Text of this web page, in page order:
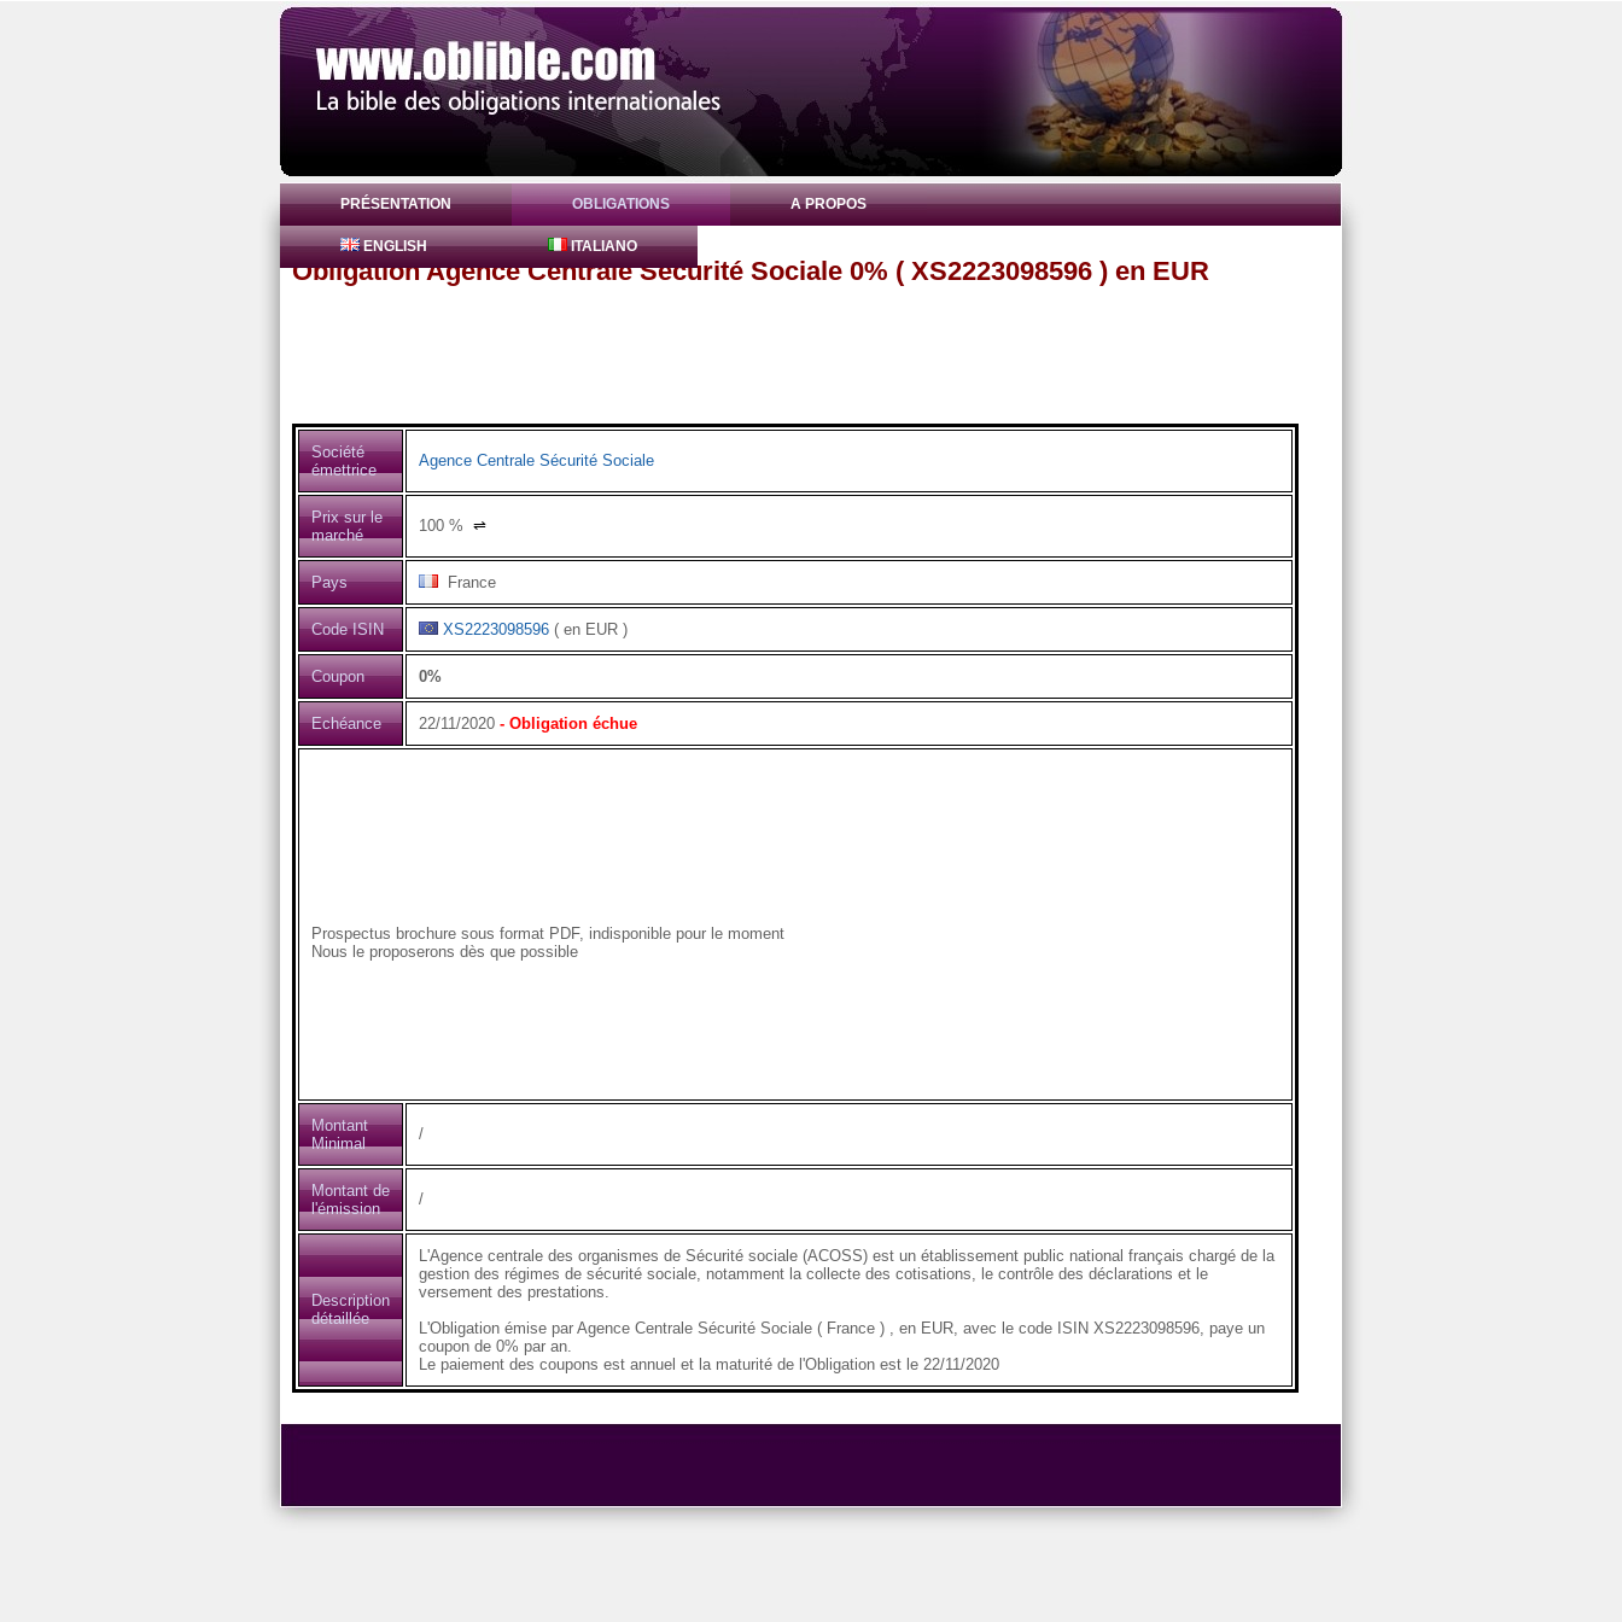
PRÉSENTATION OBLIGATIONS A PROPOS
ENGLISH ITALIANO
Obligation Agence Centrale Sécurité Sociale 0% ( XS2223098596 ) en EUR
Société
émettrice
Agence Centrale Sécurité Sociale
Prix sur le
marché
100% ⇌
Pays France
Code ISIN XS2223098596( en EUR )
Coupon 0%
Echéance 22/11/2020- Obligation échue
Prospectus brochure sous format PDF, indisponible pour le moment
Nous le proposerons dès que possible
Montant
Minimal
/
Montant de
l'émission
/
Description
détaillée
L'Agence centrale des organismes de Sécurité sociale (ACOSS) est un établissement public national français chargé de la
gestion des régimes de sécurité sociale, notamment la collecte des cotisations, le contrôle des déclarations et le
versement des prestations.
L'Obligation émise par Agence Centrale Sécurité Sociale ( France ) , en EUR, avec le code ISIN XS2223098596, paye un
coupon de 0% par an.
Le paiement des coupons est annuel et la maturité de l'Obligation est le 22/11/2020